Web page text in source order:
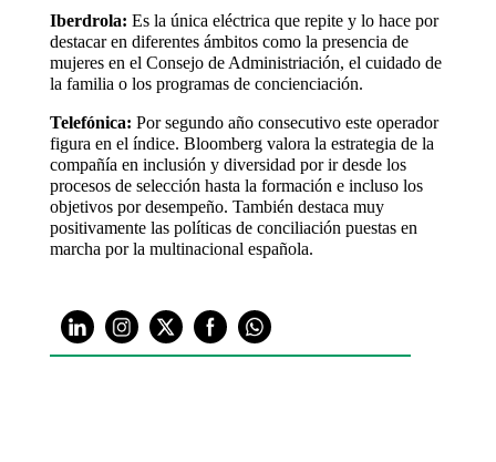
Iberdrola: Es la única eléctrica que repite y lo hace por
destacar en diferentes ámbitos como la presencia de
mujeres en el Consejo de Administriación, el cuidado de
la familia o los programas de concienciación.
Telefónica: Por segundo año consecutivo este operador
figura en el índice. Bloomberg valora la estrategia de la
compañía en inclusión y diversidad por ir desde los
procesos de selección hasta la formación e incluso los
objetivos por desempeño. También destaca muy
positivamente las políticas de conciliación puestas en
marcha por la multinacional española.